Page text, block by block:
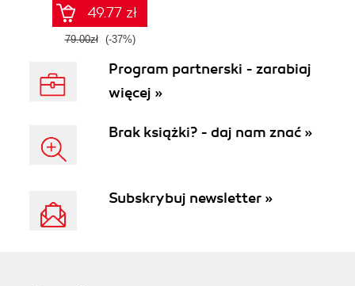
49.77 zł
79.00zł (-37%)
Program partnerski - zarabiaj
więcej »
Brak książki? - daj nam znać »
Subskrybuj newsletter »